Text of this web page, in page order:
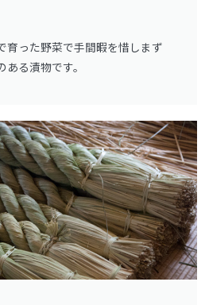
育った野菜で手間暇を惜しまず
る漬物です。